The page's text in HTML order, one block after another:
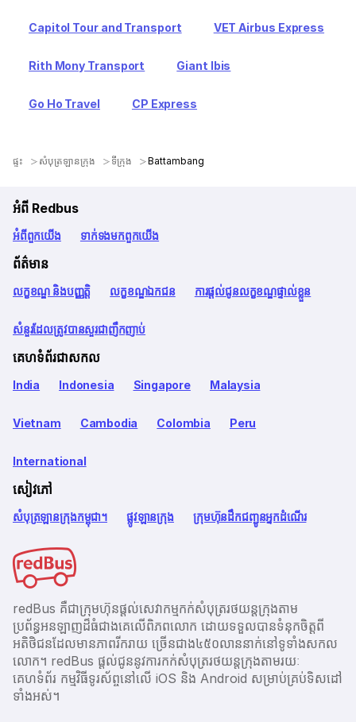
Capitol Tour and Transport VET Airbus Express
Rith Mony Transport Giant Ibis
Go Ho Travel CP Express
ផ្ទះ សំបុត្រឡានក្រុង ទីក្រុង Battambang
អំពី Redbus
អំពី​ពួក​យើង ទាក់ទង​មក​ពួក​យើង
ព័ត៌មាន
លក្ខខណ្ឌ និងបញ្ញត្តិ លក្ខខណ្ឌឯកជន ការផ្តល់ជូនលក្ខខណ្ឌផ្ទាល់ខ្លួន
សំនួរដែលត្រូវបានសួរជាញឹកញាប់
គេហទំព័រជាសកល
India Indonesia Singapore Malaysia
Vietnam Cambodia Colombia Peru
International
សៀវភៅ
សំបុត្រឡានក្រុងកម្ពុជា។ ផ្លូវឡានក្រុង ក្រុមហ៊ុនដឹកជញ្ជូនអ្នកដំណើរ
redBus គឺជាក្រុមហ៊ុនផ្តល់សេវាកម្មកក់សំបុត្ររថយន្តក្រុងតាម
ប្រព័ន្ធអនឡាញដ៏ធំជាងគេលើពិភពលោក ដោយទទួលបានទំនុកចិត្តពី
អតិថិជនដែលមានភាពរីករាយ ច្រើនជាង​៤៥០លាននាក់នៅទូទាំងសកល
លោក។ redBus ផ្ដល់ជូននូវការកក់សំបុត្ររថយន្តក្រុងតាមរយៈ
គេហទំព័រ កម្មវិធីទូរស័ព្ចនៅលើ iOS និង Android សម្រាប់គ្រប់ទិសដៅ
ទាំងអស់។